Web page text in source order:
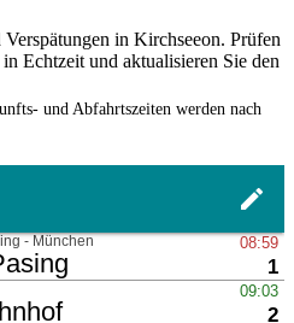
in Kirchseeon. Prüfen
Echtzeit und aktualisieren Sie den
und Abfahrtszeiten werden nach